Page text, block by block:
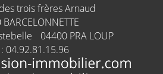
trois frères Arnaud
BARCELONNETTE
04400 PRA LOUP
04.92.81.15.96